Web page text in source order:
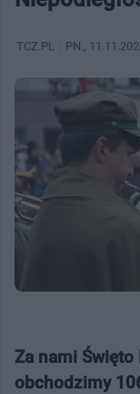
TCZ.PL PN. ,
Za nami
obchodzimy